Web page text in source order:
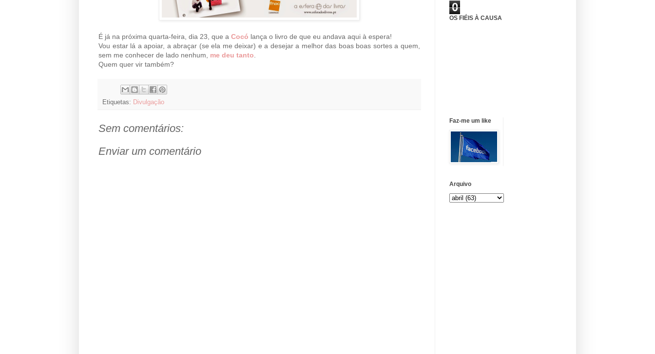
É já na próxima quarta-feira, dia 23, que a Cocó lança o livro de que eu andava aqui à espera!
Vou estar lá a apoiar, a abraçar (se ela me deixar) e a desejar a melhor das boas boas sortes a quem,
sem me conhecer de lado nenhum, me deu tanto.
Quem quer vir também?
Etiquetas: Divulgação
Sem comentários:
Enviar um comentário
0
OS FIÉIS À CAUSA
Faz-me um like
Arquivo